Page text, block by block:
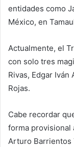
entidades como
México, en
Actualmente, el
con solo tres
Rivas, Edgar
Rojas.
Cabe recordar
forma provisional
Arturo Barrientos